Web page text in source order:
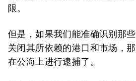
限。
但是，如果我们能准确识别那
关闭其所依赖的港口和市场，
在公海上进行逮捕了。